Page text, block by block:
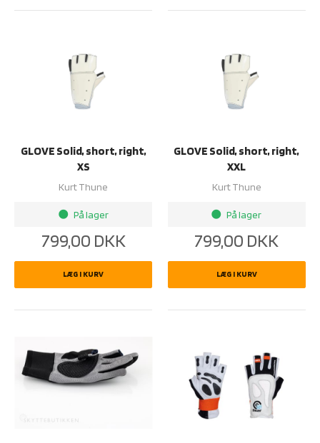
GLOVE Solid, short, right,
XS
Kurt Thune
brightness_1 På lager
799,00 DKK
LÆG I KURV
GLOVE Solid, short, right,
XXL
Kurt Thune
brightness_1 På lager
799,00 DKK
LÆG I KURV